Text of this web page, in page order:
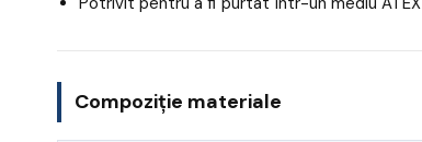
Compoziție materiale